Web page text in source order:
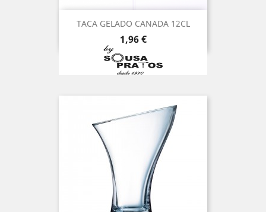
TACA GELADO CANADA 12CL
Preço
1,96 €